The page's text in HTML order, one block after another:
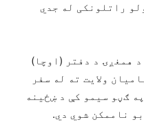
راتلونکی له جدي
همغږۍ د دفتر (اوچا)
ولایت ته له سفر
ګڼو سیمو کې د ښځینه
ناممکن شوي دي.